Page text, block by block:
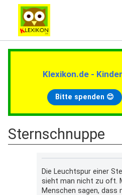
Klexikon.de -
Bitte spenden 😊
Sternschnuppe
Die Leuchtspur einer
sieht man nicht zu oft.
Menschen sagen, dass